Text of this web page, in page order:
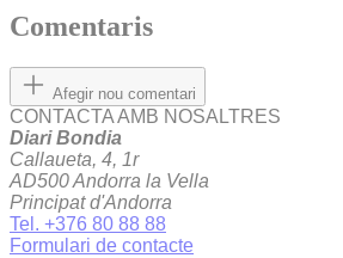
Comentaris
Afegir nou comentari
CONTACTA AMB NOSALTRES
Diari Bondia
Callaueta, 4, 1r
AD500 Andorra la Vella
Principat d'Andorra
Tel. +376 80 88 88
Formulari de contacte